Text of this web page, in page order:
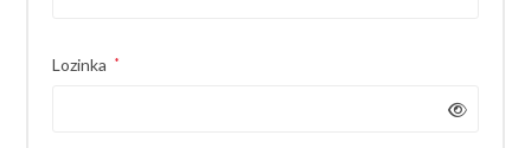
Lozinka *